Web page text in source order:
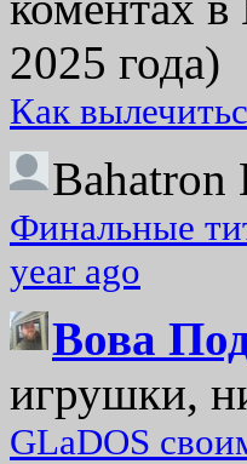
2025 года)
Как
Bahatron
Финальные
year ago
Вова
игрушки,
GLaDOS